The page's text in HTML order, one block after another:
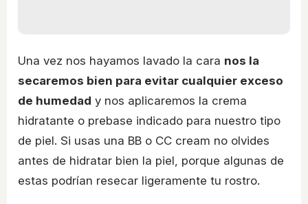
Una vez nos hayamos lavado la cara nos la
secaremos bien para evitar cualquier exceso
de humedad y nos aplicaremos la crema
hidratante o prebase indicado para nuestro tipo
de piel. Si usas una BB o CC cream no olvides
antes de hidratar bien la piel, porque algunas de
estas podrían resecar ligeramente tu rostro.